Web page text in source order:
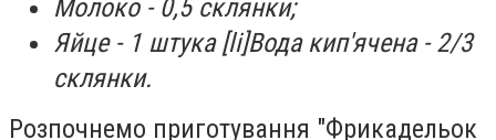
Молоко - 0,5 склянки;
Яйце - 1 штука [li]Вода кип'ячена - 2/3
склянки.
Розпочнемо приготування "Фрикадельок